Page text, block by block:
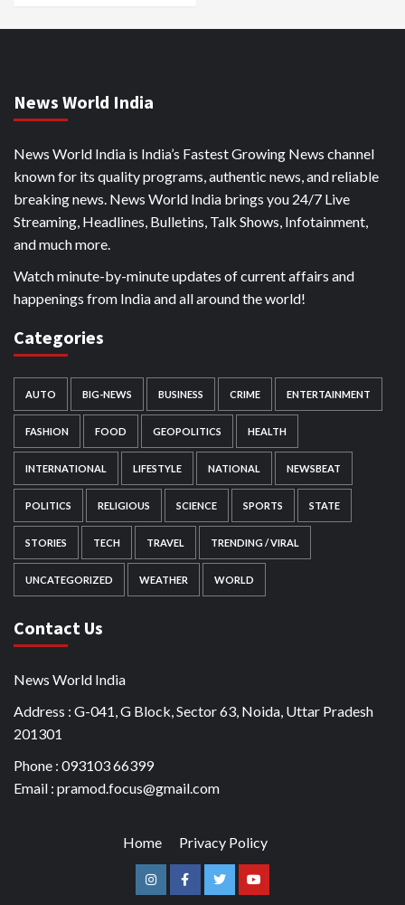
News World India
News World India is India’s Fastest Growing News channel
known for its quality programs, authentic news, and reliable
breaking news. News World India brings you 24/7 Live
Streaming, Headlines, Bulletins, Talk Shows, Infotainment,
and much more.
Watch minute-by-minute updates of current affairs and
happenings from India and all around the world!
Categories
AUTO BIG-NEWS BUSINESS CRIME ENTERTAINMENT
FASHION FOOD GEOPOLITICS HEALTH
INTERNATIONAL LIFESTYLE NATIONAL NEWSBEAT
POLITICS RELIGIOUS SCIENCE SPORTS STATE
STORIES TECH TRAVEL TRENDING / VIRAL
UNCATEGORIZED WEATHER WORLD
Contact Us
News World India
Address : G-041, G Block, Sector 63, Noida, Uttar Pradesh
201301
Phone : 093103 66399
Email : pramod.focus@gmail.com
Home Privacy Policy
InstagramFacebookTwitterYoutube